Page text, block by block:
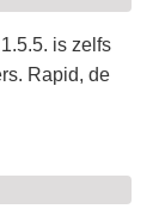
is zelfs
Rapid, de